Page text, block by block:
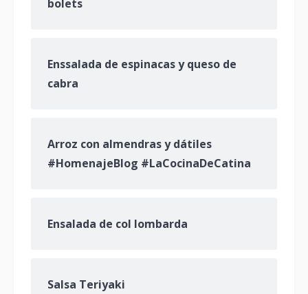
bolets
Enssalada de espinacas y queso de
cabra
Arroz con almendras y dátiles
#HomenajeBlog #LaCocinaDeCatina
Ensalada de col lombarda
Salsa Teriyaki